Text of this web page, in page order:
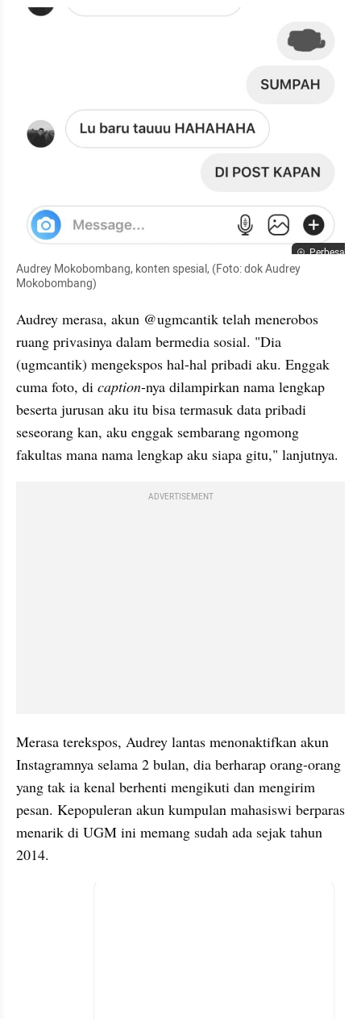
Perbesar
Audrey Mokobombang, konten spesial, (Foto: dok Audrey
Mokobombang)
Audrey merasa, akun @ugmcantik telah menerobos
ruang privasinya dalam bermedia sosial. "Dia
(ugmcantik) mengekspos hal-hal pribadi aku. Enggak
cuma foto, di caption-nya dilampirkan nama lengkap
beserta jurusan aku itu bisa termasuk data pribadi
seseorang kan, aku enggak sembarang ngomong
fakultas mana nama lengkap aku siapa gitu," lanjutnya.
ADVERTISEMENT
Merasa terekspos, Audrey lantas menonaktifkan akun
Instagramnya selama 2 bulan, dia berharap orang-orang
yang tak ia kenal berhenti mengikuti dan mengirim
pesan. Kepopuleran akun kumpulan mahasiswi berparas
menarik di UGM ini memang sudah ada sejak tahun
2014.